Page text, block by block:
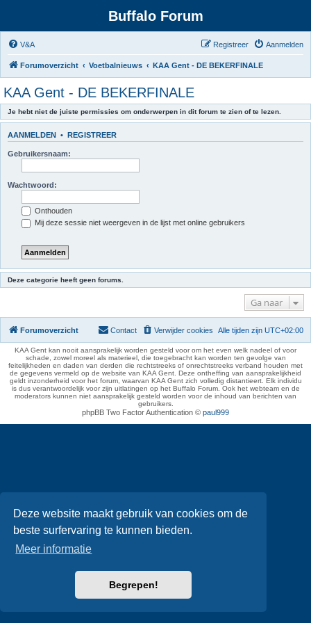
Deze website maakt gebruik van cookies om de
beste surfervaring te kunnen bieden.
Meer informatie
Begrepen!
Buffalo Forum
V&A Aanmelden
Registreer
Forumoverzicht Voetbalnieuws KAA Gent - DE BEKERFINALE
KAA Gent - DE BEKERFINALE
Je hebt niet de juiste permissies om onderwerpen in dit forum te zien of te lezen.
AANMELDEN • REGISTREER
Gebruikersnaam:
Wachtwoord:
Onthouden
Mij deze sessie niet weergeven in de lijst met online gebruikers
Deze categorie heeft geen forums.
Ga naar
Forumoverzicht Alle tijden zijn UTC+02:00
Verwijder cookies
Contact
KAA Gent kan nooit aansprakelijk worden gesteld voor om het even welk nadeel of voor
schade, zowel moreel als materieel, die toegebracht kan worden ten gevolge van
feitelijkheden en daden van derden die rechtstreeks of onrechtstreeks verband houden met
de gegevens vermeld op de website van KAA Gent. Deze ontheffing van aansprakelijkheid
geldt inzonderheid voor het forum, waarvan KAA Gent zich volledig distantieert. Elk individu
is dus verantwoordelijk voor zijn uitlatingen op het Buffalo Forum. Ook het webteam en de
moderators kunnen niet aansprakelijk gesteld worden voor de inhoud van berichten van
gebruikers.
phpBB Two Factor Authentication © paul999